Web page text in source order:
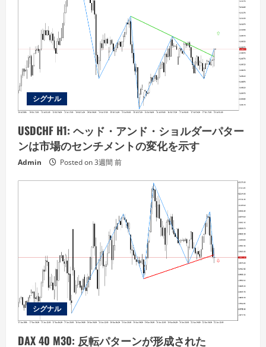
シグナル
USDCHF H1: ヘッド・アンド・ショルダーパター
ンは市場のセンチメントの変化を示す
Admin Posted on 3週間 前
シグナル
DAX 40 M30: 反転パターンが形成された